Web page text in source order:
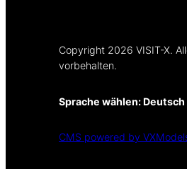
Copyright 2026 VISIT-X.
vorbehalten.
Sprache wählen:Deutsch
CMS powered by